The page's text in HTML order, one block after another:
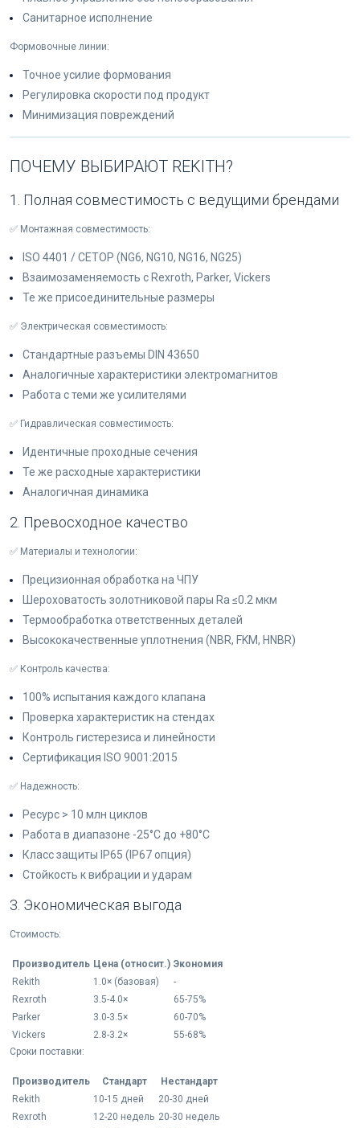
Санитарное исполнение
Формовочные линии:
Точное усилие формования
Регулировка скорости под продукт
Минимизация повреждений
ПОЧЕМУ ВЫБИРАЮТ REKITH?
1. Полная совместимость с ведущими брендами
✅ Монтажная совместимость:
ISO 4401 / CETOP (NG6, NG10, NG16, NG25)
Взаимозаменяемость с Rexroth, Parker, Vickers
Те же присоединительные размеры
✅ Электрическая совместимость:
Стандартные разъемы DIN 43650
Аналогичные характеристики электромагнитов
Работа с теми же усилителями
✅ Гидравлическая совместимость:
Идентичные проходные сечения
Те же расходные характеристики
Аналогичная динамика
2. Превосходное качество
✅ Материалы и технологии:
Прецизионная обработка на ЧПУ
Шероховатость золотниковой пары Ra ≤0.2 мкм
Термообработка ответственных деталей
Высококачественные уплотнения (NBR, FKM, HNBR)
✅ Контроль качества:
100% испытания каждого клапана
Проверка характеристик на стендах
Контроль гистерезиса и линейности
Сертификация ISO 9001:2015
✅ Надежность:
Ресурс > 10 млн циклов
Работа в диапазоне -25°C до +80°C
Класс защиты IP65 (IP67 опция)
Стойкость к вибрации и ударам
3. Экономическая выгода
Стоимость:
Производитель Цена (относит.) Экономия
Rekith
1.0× (базовая)
-
Rexroth
3.5-4.0×
65-75%
Parker
3.0-3.5×
60-70%
Vickers
2.8-3.2×
55-68%
Сроки поставки:
Производитель Стандарт
Нестандарт
Rekith
10-15 дней
20-30 дней
Rexroth
12-20 недель 20-30 недель